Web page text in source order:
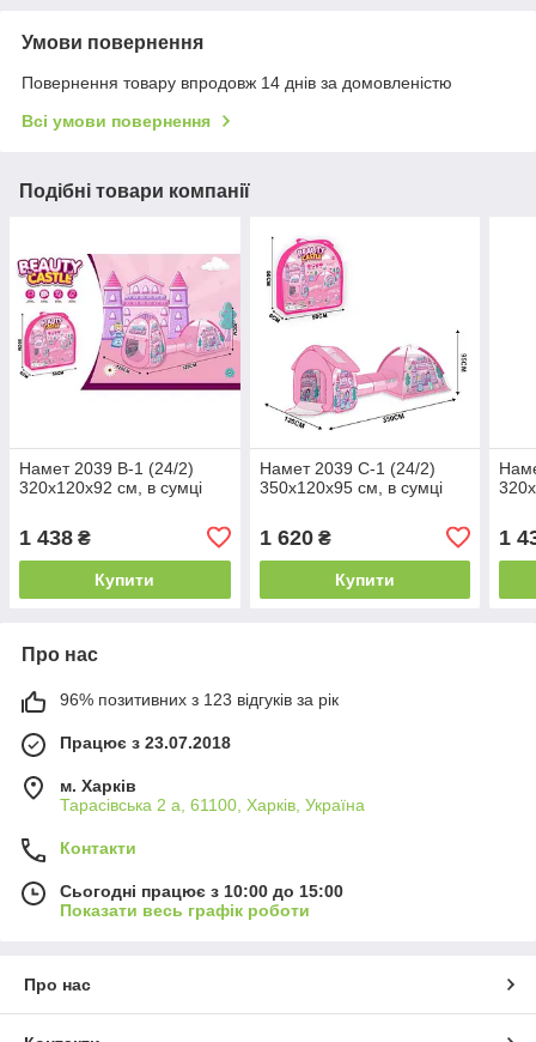
Умови повернення
Повернення товару впродовж 14 днів за домовленістю
Всі умови повернення
Подібні товари компанії
Намет 2039 B-1 (24/2)
320х120х92 см, в сумці
1 438 ₴
Купити
Намет 2039 С-1 (24/2)
350х120х95 см, в сумці
1 620₴
Купити
1
Про нас
96% позитивних з 123 відгуків за рік
Працює з 23.07.2018
м. Харків
Тарасівська 2 а, 61100, Харків, Україна
Контакти
Сьогодні працює з 10:00 до 15:00
Показати весь графік роботи
Про нас